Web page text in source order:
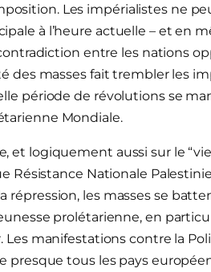
Les impérialistes ne
à l’heure actuelle – et en
entre les nations
des masses fait trembler les
période de révolutions se
Mondiale.
et logiquement aussi sur le
Résistance Nationale
répression, les masses se
prolétarienne, en
Les manifestations contre la
presque tous les pays